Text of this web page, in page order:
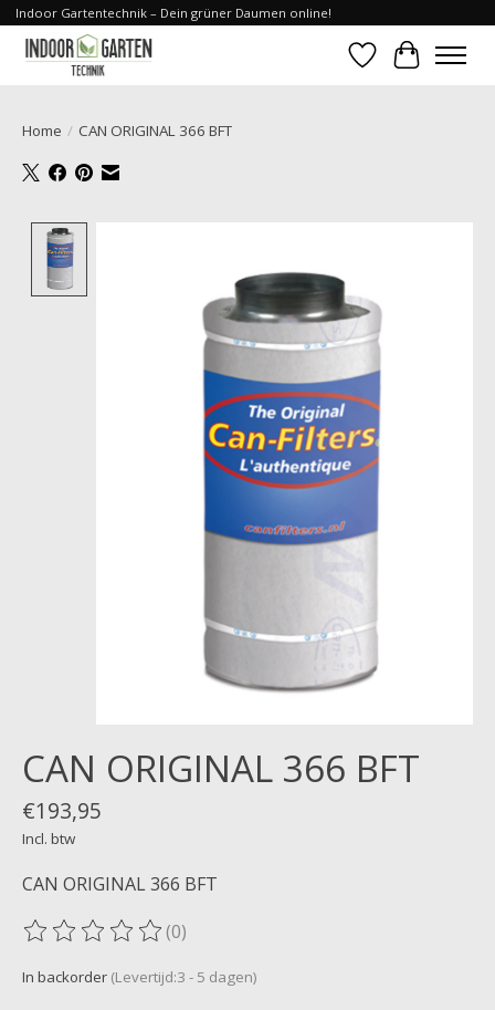
Indoor Gartentechnik – Dein grüner Daumen online!
Verlanglijst
Home / CAN ORIGINAL 366 BFT
CAN ORIGINAL 366 BFT
€193,95
Incl. btw
CAN ORIGINAL 366 BFT
De beoordeling van dit product is
(0)
In backorder (Levertijd:3 - 5 dagen)